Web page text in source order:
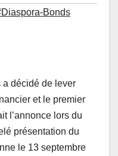
Bonds
a décidé de lever
et le premier
l’annonce lors du
présentation du
le 13 septembre